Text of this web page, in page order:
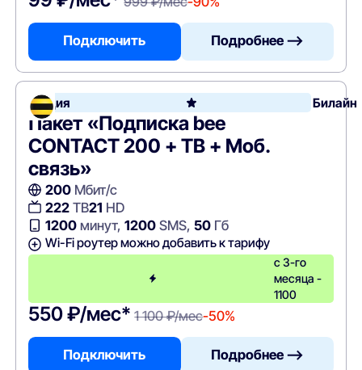
Подключить Подробнее —>
Акция Билайн
Пакет «Подписка bee
CONTACT 200 + ТВ + Моб.
связь»
200Мбит/с
222ТВ21 HD
1200минут, 1200SMS, 50Гб
Wi-Fi роутер можно добавить к тарифу
с 3-го
месяца -
1100
550 ₽/мес* 1 100 ₽/мес-50%
Подключить Подробнее —>